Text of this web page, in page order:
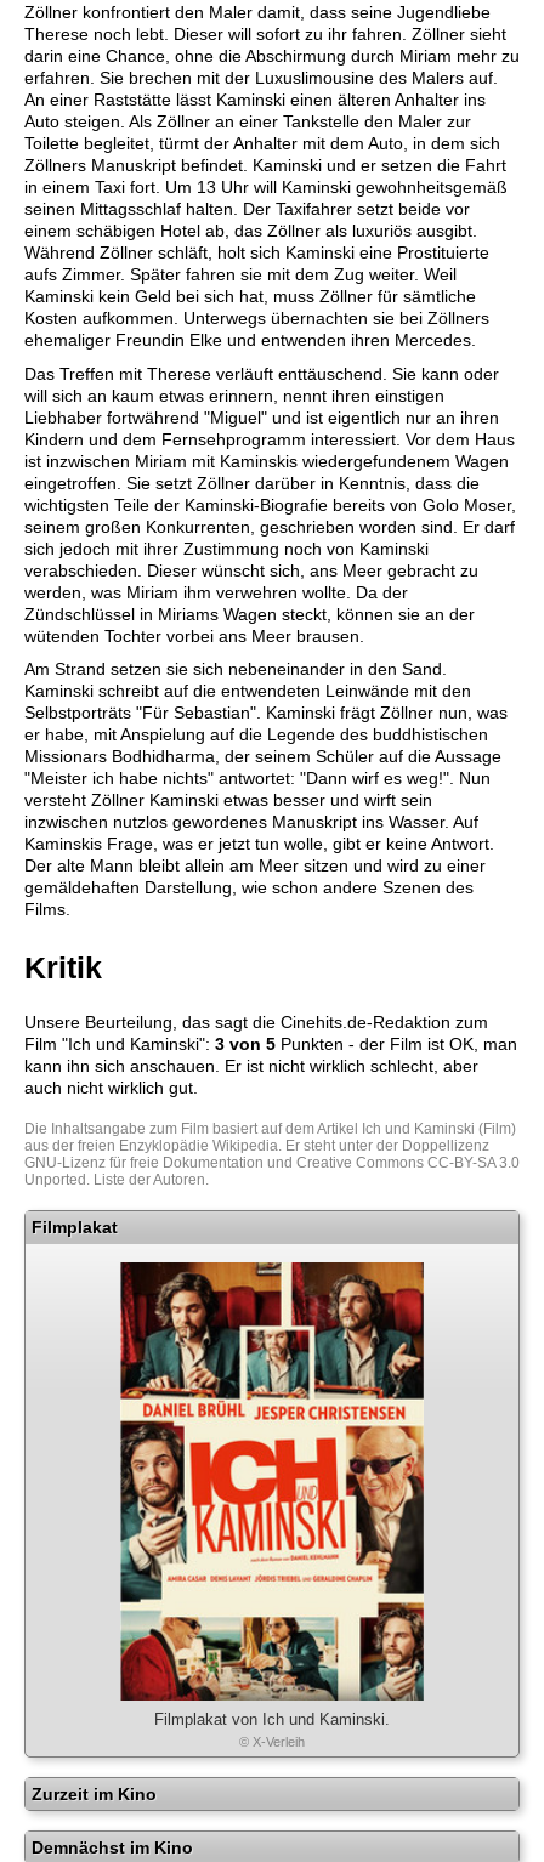
Zöllner konfrontiert den Maler damit, dass seine Jugendliebe
Therese noch lebt. Dieser will sofort zu ihr fahren. Zöllner sieht
darin eine Chance, ohne die Abschirmung durch Miriam mehr zu
erfahren. Sie brechen mit der Luxuslimousine des Malers auf.
An einer Raststätte lässt Kaminski einen älteren Anhalter ins
Auto steigen. Als Zöllner an einer Tankstelle den Maler zur
Toilette begleitet, türmt der Anhalter mit dem Auto, in dem sich
Zöllners Manuskript befindet. Kaminski und er setzen die Fahrt
in einem Taxi fort. Um 13 Uhr will Kaminski gewohnheitsgemäß
seinen Mittagsschlaf halten. Der Taxifahrer setzt beide vor
einem schäbigen Hotel ab, das Zöllner als luxuriös ausgibt.
Während Zöllner schläft, holt sich Kaminski eine Prostituierte
aufs Zimmer. Später fahren sie mit dem Zug weiter. Weil
Kaminski kein Geld bei sich hat, muss Zöllner für sämtliche
Kosten aufkommen. Unterwegs übernachten sie bei Zöllners
ehemaliger Freundin Elke und entwenden ihren Mercedes.
Das Treffen mit Therese verläuft enttäuschend. Sie kann oder
will sich an kaum etwas erinnern, nennt ihren einstigen
Liebhaber fortwährend "Miguel" und ist eigentlich nur an ihren
Kindern und dem Fernsehprogramm interessiert. Vor dem Haus
ist inzwischen Miriam mit Kaminskis wiedergefundenem Wagen
eingetroffen. Sie setzt Zöllner darüber in Kenntnis, dass die
wichtigsten Teile der Kaminski-Biografie bereits von Golo Moser,
seinem großen Konkurrenten, geschrieben worden sind. Er darf
sich jedoch mit ihrer Zustimmung noch von Kaminski
verabschieden. Dieser wünscht sich, ans Meer gebracht zu
werden, was Miriam ihm verwehren wollte. Da der
Zündschlüssel in Miriams Wagen steckt, können sie an der
wütenden Tochter vorbei ans Meer brausen.
Am Strand setzen sie sich nebeneinander in den Sand.
Kaminski schreibt auf die entwendeten Leinwände mit den
Selbstporträts "Für Sebastian". Kaminski frägt Zöllner nun, was
er habe, mit Anspielung auf die Legende des buddhistischen
Missionars Bodhidharma, der seinem Schüler auf die Aussage
"Meister ich habe nichts" antwortet: "Dann wirf es weg!". Nun
versteht Zöllner Kaminski etwas besser und wirft sein
inzwischen nutzlos gewordenes Manuskript ins Wasser. Auf
Kaminskis Frage, was er jetzt tun wolle, gibt er keine Antwort.
Der alte Mann bleibt allein am Meer sitzen und wird zu einer
gemäldehaften Darstellung, wie schon andere Szenen des
Films.
Kritik
Unsere Beurteilung, das sagt die Cinehits.de-Redaktion zum
Film "Ich und Kaminski": 3 von 5 Punkten - der Film ist OK, man
kann ihn sich anschauen. Er ist nicht wirklich schlecht, aber
auch nicht wirklich gut.
Die Inhaltsangabe zum Film basiert auf dem Artikel
Ich und Kaminski (Film)
aus der freien Enzyklopädie Wikipedia. Er steht unter der Doppellizenz
GNU-Lizenz für freie Dokumentation und Creative Commons CC-BY-SA 3.0
Unported . Liste der Autoren.
Filmplakat
Filmplakat von Ich und Kaminski.
© X-Verleih
Zurzeit im Kino
Demnächst im Kino